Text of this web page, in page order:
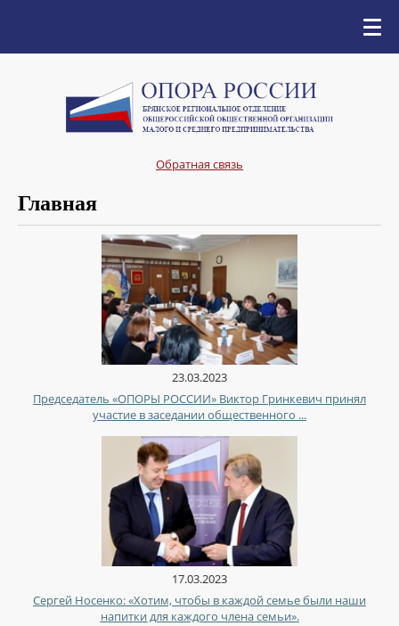
Обратная связь
Главная
23.03.2023
Председатель «ОПОРЫ РОССИИ» Виктор Гринкевич принял
участие в заседании общественного ...
17.03.2023
Сергей Носенко: «Хотим, чтобы в каждой семье были наши
напитки для каждого члена семьи».